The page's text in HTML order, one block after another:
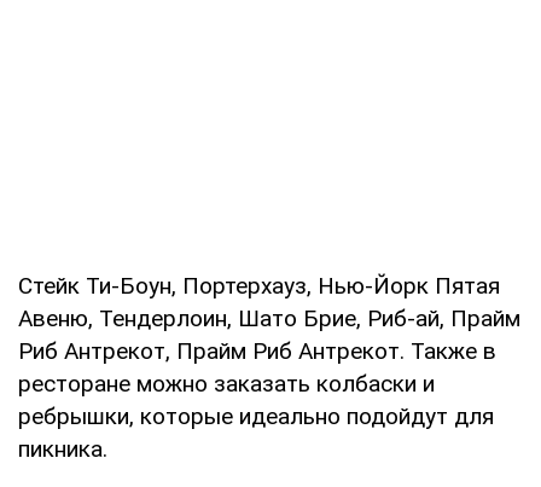
Стейк Ти-Боун, Портерхауз, Нью-Йорк Пятая
Авеню, Тендерлоин, Шато Брие, Риб-ай, Прайм
Риб Антрекот, Прайм Риб Антрекот. Также в
ресторане можно заказать колбаски и
ребрышки, которые идеально подойдут для
пикника.